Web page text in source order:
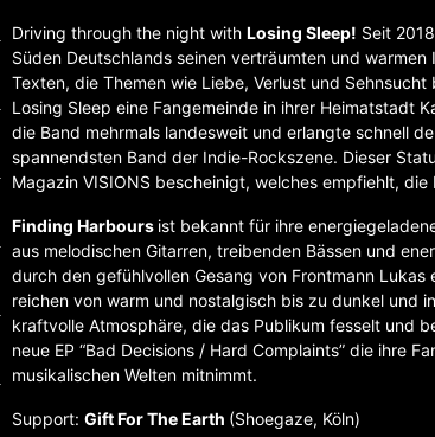
Driving through the night withLosing Sleep! Seit
Süden Deutschlands seinen verträumten und
Texten, die Themen wie Liebe, Verlust und
Losing Sleep eine Fangemeinde in ihrer Heimatstadt
die Band mehrmals landesweit und erlangte schnell
spannendsten Band der Indie-Rockszene. Dieser
Magazin VISIONS bescheinigt, welches empfiehlt,
Finding Harbours ist bekannt für ihre
aus melodischen Gitarren, treibenden Bässen und
durch den gefühlvollen Gesang von Frontmann
reichen von warm und nostalgisch bis zu dunkel und
kraftvolle Atmosphäre, die das Publikum fesselt und
neue EP “Bad Decisions / Hard Complaints” die ihre
musikalischen Welten mitnimmt.
Support:Gift For The Earth (Shoegaze, Köln)